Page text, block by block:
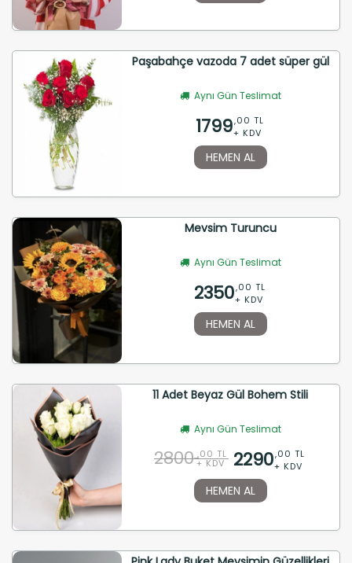
Paşabahçe vazoda 7 adet süper gül
Aynı Gün Teslimat
1799,00 TL
+ KDV
HEMEN AL
Mevsim Turuncu
Aynı Gün Teslimat
2350,00 TL
+ KDV
HEMEN AL
11 Adet Beyaz Gül Bohem Stili
Aynı Gün Teslimat
2800 ,00 TL
+ KDV 2290,00 TL
+ KDV
HEMEN AL